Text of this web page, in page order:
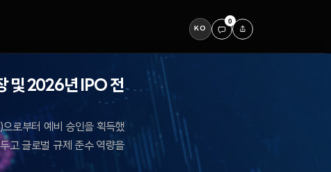
KO
0
및 2026년 IPO 전
로부터 예비 승인을 획득했
고 글로벌 규제 준수 역량을